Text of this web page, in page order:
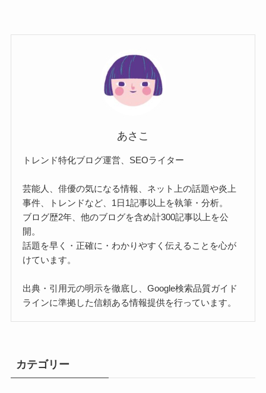
あさこ
トレンド特化ブログ運営、SEOライター
芸能人、俳優の気になる情報、ネット上の話題や炎上
事件、トレンドなど、1日1記事以上を執筆・分析。
ブログ歴2年、他のブログを含め計300記事以上を公
開。
話題を早く・正確に・わかりやすく伝えることを心が
けています。
出典・引用元の明示を徹底し、Google検索品質ガイド
ラインに準拠した信頼ある情報提供を行っています。
カテゴリー